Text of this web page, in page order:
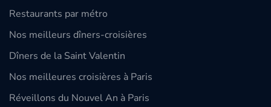
Restaurants par métro
Nos meilleurs dîners-croisières
Dîners de la Saint Valentin
Nos meilleures croisières à Paris
Réveillons du Nouvel An à Paris